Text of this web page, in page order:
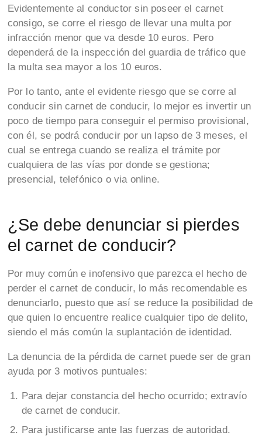
Evidentemente al conductor sin poseer el carnet
consigo, se corre el riesgo de llevar una multa por
infracción menor que va desde 10 euros. Pero
dependerá de la inspección del guardia de tráfico que
la multa sea mayor a los 10 euros.
Por lo tanto, ante el evidente riesgo que se corre al
conducir sin carnet de conducir, lo mejor es invertir un
poco de tiempo para conseguir el permiso provisional,
con él, se podrá conducir por un lapso de 3 meses, el
cual se entrega cuando se realiza el trámite por
cualquiera de las vías por donde se gestiona;
presencial, telefónico o via online.
¿Se debe denunciar si pierdes
el carnet de conducir?
Por muy común e inofensivo que parezca el hecho de
perder el carnet de conducir, lo más recomendable es
denunciarlo, puesto que así se reduce la posibilidad de
que quien lo encuentre realice cualquier tipo de delito,
siendo el más común la suplantación de identidad.
La denuncia de la pérdida de carnet puede ser de gran
ayuda por 3 motivos puntuales:
Para dejar constancia del hecho ocurrido; extravío
de carnet de conducir.
Para justificarse ante las fuerzas de autoridad.